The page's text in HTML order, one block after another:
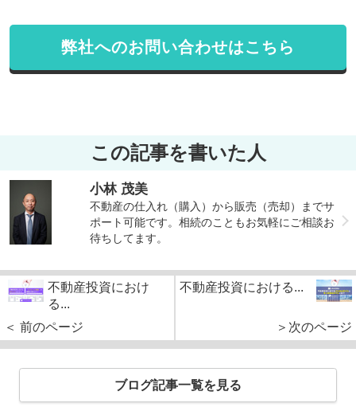
弊社へのお問い合わせはこちら
この記事を書いた人
小林 茂美
不動産の仕入れ（購入）から販売（売却）までサ
ポート可能です。相続のこともお気軽にご相談お
待ちしてます。
不動産投資におけ
る...
＜ 前のページ
不動産投資における...
＞次のページ
ブログ記事一覧を見る